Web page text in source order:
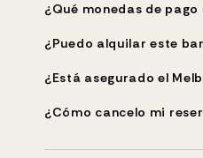
¿Qué monedas de
¿Puedo alquilar este
¿Está asegurado el
¿Cómo cancelo mi